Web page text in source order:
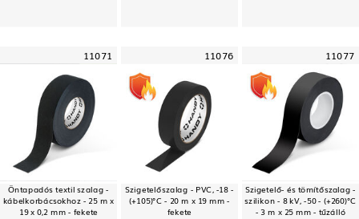
11071
Öntapadós textil szalag -
kábelkorbácsokhoz - 25 m x
19 x 0,2 mm - fekete
11076
Szigetelőszalag - PVC, -18 -
(+105)°C - 20 m x 19 mm -
fekete
11077
Szigetelő- és tömítőszalag -
szilikon - 8 kV, -50 - (+260)°C
- 3 m x 25 mm - tűzálló